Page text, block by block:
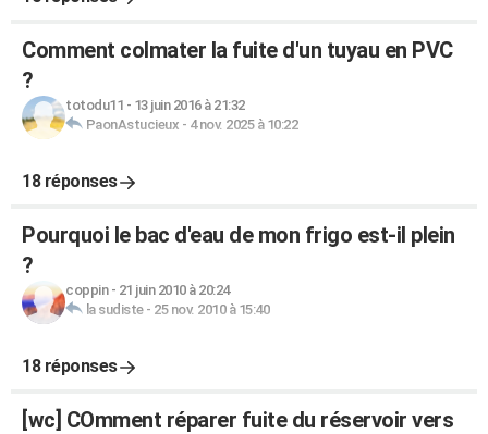
Comment colmater la fuite d'un tuyau en PVC
?
totodu11 - 13 juin 2016 à 21:32
PaonAstucieux - 4 nov. 2025 à 10:22
18 réponses
Pourquoi le bac d'eau de mon frigo est-il plein
?
coppin- 21 juin 2010 à 20:24
la sudiste- 25 nov. 2010 à 15:40
18 réponses
[wc] COmment réparer fuite du réservoir vers